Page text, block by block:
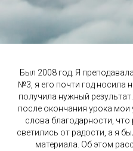
Был 2008 год. Я
№3, я его почти год носила
получила нужный
после окончания урока мои
слова благодарности, что
светились от радости, а я
материала. Об этом